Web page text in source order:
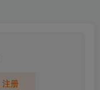
注册